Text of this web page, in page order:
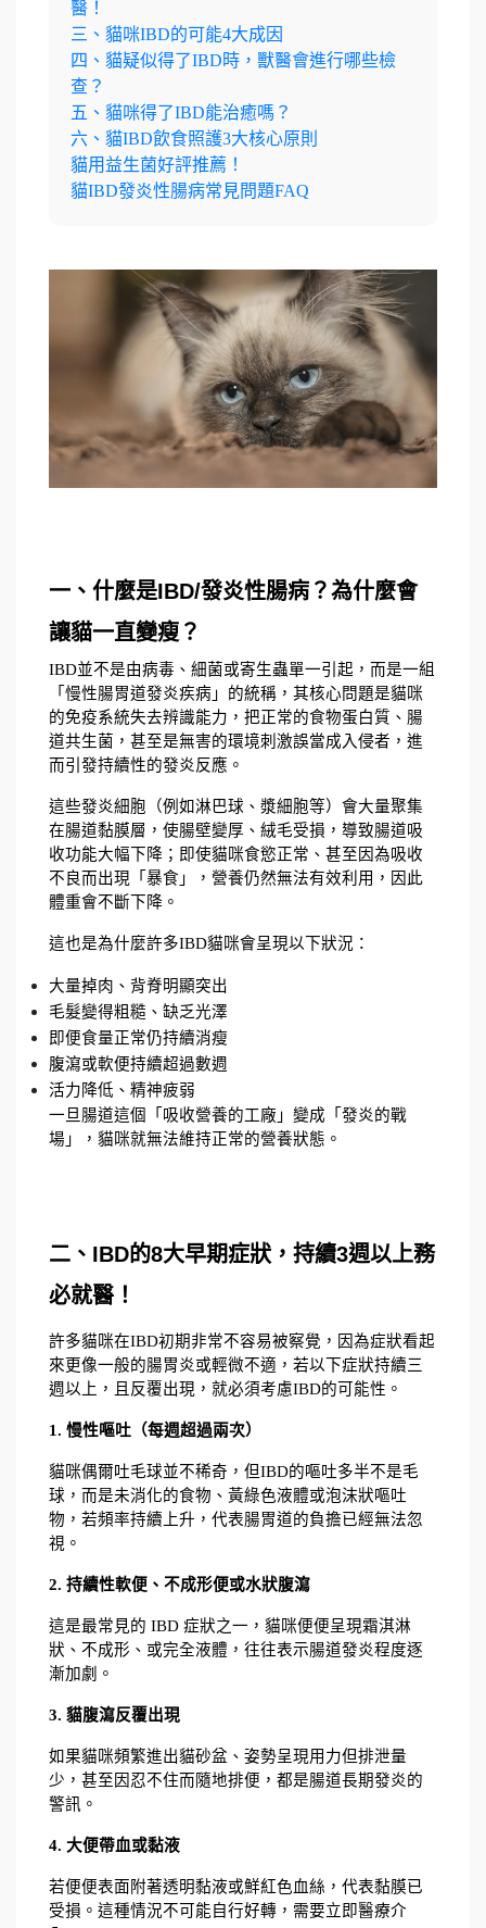
醫！
三、貓咪IBD的可能4大成因
四、貓疑似得了IBD時，獸醫會進行哪些檢
查？
五、貓咪得了IBD能治癒嗎？
六、貓IBD飲食照護3大核心原則
貓用益生菌好評推薦！
貓IBD發炎性腸病常見問題FAQ
一、什麼是IBD/發炎性腸病？為什麼會
讓貓一直變瘦？
IBD並不是由病毒、細菌或寄生蟲單一引起，而是一組
「慢性腸胃道發炎疾病」的統稱，其核心問題是貓咪
的免疫系統失去辨識能力，把正常的食物蛋白質、腸
道共生菌，甚至是無害的環境刺激誤當成入侵者，進
而引發持續性的發炎反應。
這些發炎細胞（例如淋巴球、漿細胞等）會大量聚集
在腸道黏膜層，使腸壁變厚、絨毛受損，導致腸道吸
收功能大幅下降；即使貓咪食慾正常、甚至因為吸收
不良而出現「暴食」，營養仍然無法有效利用，因此
體重會不斷下降。
這也是為什麼許多IBD貓咪會呈現以下狀況：
大量掉肉、背脊明顯突出
毛髮變得粗糙、缺乏光澤
即便食量正常仍持續消瘦
腹瀉或軟便持續超過數週
活力降低、精神疲弱
一旦腸道這個「吸收營養的工廠」變成「發炎的戰
場」，貓咪就無法維持正常的營養狀態。
二、IBD的8大早期症狀，持續3週以上務
必就醫！
許多貓咪在IBD初期非常不容易被察覺，因為症狀看起
來更像一般的腸胃炎或輕微不適，若以下症狀持續三
週以上，且反覆出現，就必須考慮IBD的可能性。
1. 慢性嘔吐（每週超過兩次）
貓咪偶爾吐毛球並不稀奇，但IBD的嘔吐多半不是毛
球，而是未消化的食物、黃綠色液體或泡沫狀嘔吐
物，若頻率持續上升，代表腸胃道的負擔已經無法忽
視。
2. 持續性軟便、不成形便或水狀腹瀉
這是最常見的 IBD 症狀之一，貓咪便便呈現霜淇淋
狀、不成形、或完全液體，往往表示腸道發炎程度逐
漸加劇。
3. 貓腹瀉反覆出現
如果貓咪頻繁進出貓砂盆、姿勢呈現用力但排泄量
少，甚至因忍不住而隨地排便，都是腸道長期發炎的
警訊。
4. 大便帶血或黏液
若便便表面附著透明黏液或鮮紅色血絲，代表黏膜已
受損。這種情況不可能自行好轉，需要立即醫療介